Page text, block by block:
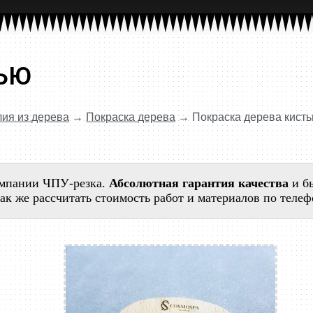
из дерева→Покраска дерева → Покраска дерева
ЧПУ-резка. Абсолютная гарантия качества и
же рассчитать стоимость работ и материалов по